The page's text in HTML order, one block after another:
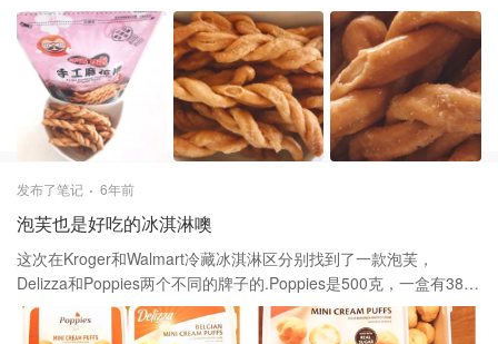
前三种都尝过了都挺喜欢，因为不喜欢咸甜味就没试海苔，芥末是
雷区，自从吃过洽洽咔吱脆芥末味“感动”得泪流满面，觉得吃东西享
受就好，不要太带动感情啦🤣 这款手工麻花卷包装是拉链袋设计，
吃不完也不用担心保存，下次吃还是满满的酥脆不硬，香甜不腻，
保持密封时的口感
发布了笔记 6年前
泡芙也是好吃的冰淇淋噢
这次在Kroger和Walmart冷藏冰淇淋区分别找到了一款泡芙，
Delizza和Poppies两个不同的牌子的.Poppies是500克，一盒有38
颗；Delliza是375克，30颗一盒 Delliza泡芙颜色偏深，皮薄口感细
腻，中间奶油淡淡的微甜；Poppies泡芙颜色偏浅，外皮微厚点，中